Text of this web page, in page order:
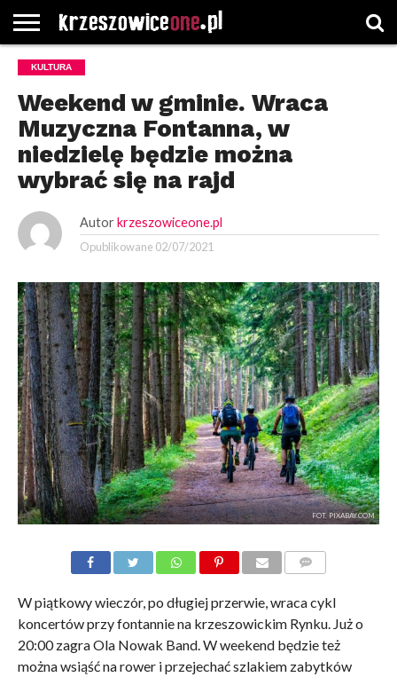
STRONA
GŁÓWNA
WYBORY
WYBIERZ
ROZKŁADY
GREGORCZYK
KONTAKT
KULTURA
Weekend w gminie. Wraca
Muzyczna Fontanna, w
niedzielę będzie można
wybrać się na rajd
Autor krzeszowiceone.pl
Opublikowane 02/07/2021
FOT. PIXABAY.COM
W piątkowy wieczór, po długiej przerwie, wraca cykl
koncertów przy fontannie na krzeszowickim Rynku. Już o
20:00 zagra Ola Nowak Band. W weekend będzie też
można wsiąść na rower i przejechać szlakiem zabytków